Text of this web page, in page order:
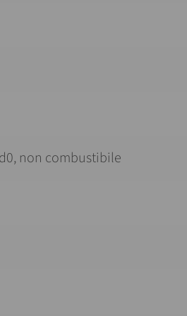
non combustibile